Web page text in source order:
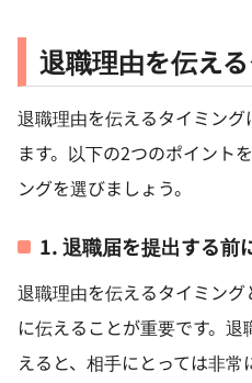
退職理由を伝え
退職理由を伝えるタイミン
ます。以下の2つのポイント
ングを選びましょう。
1. 退職届を提出する前
退職理由を伝えるタイミン
に伝えることが重要です。
えると、相手にとっては非